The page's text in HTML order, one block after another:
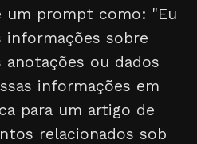
um prompt como: "Eu
informações sobre
ou dados
informações em
para um artigo de
relacionados sob